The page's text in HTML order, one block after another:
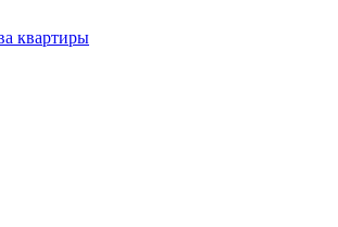
квартиры